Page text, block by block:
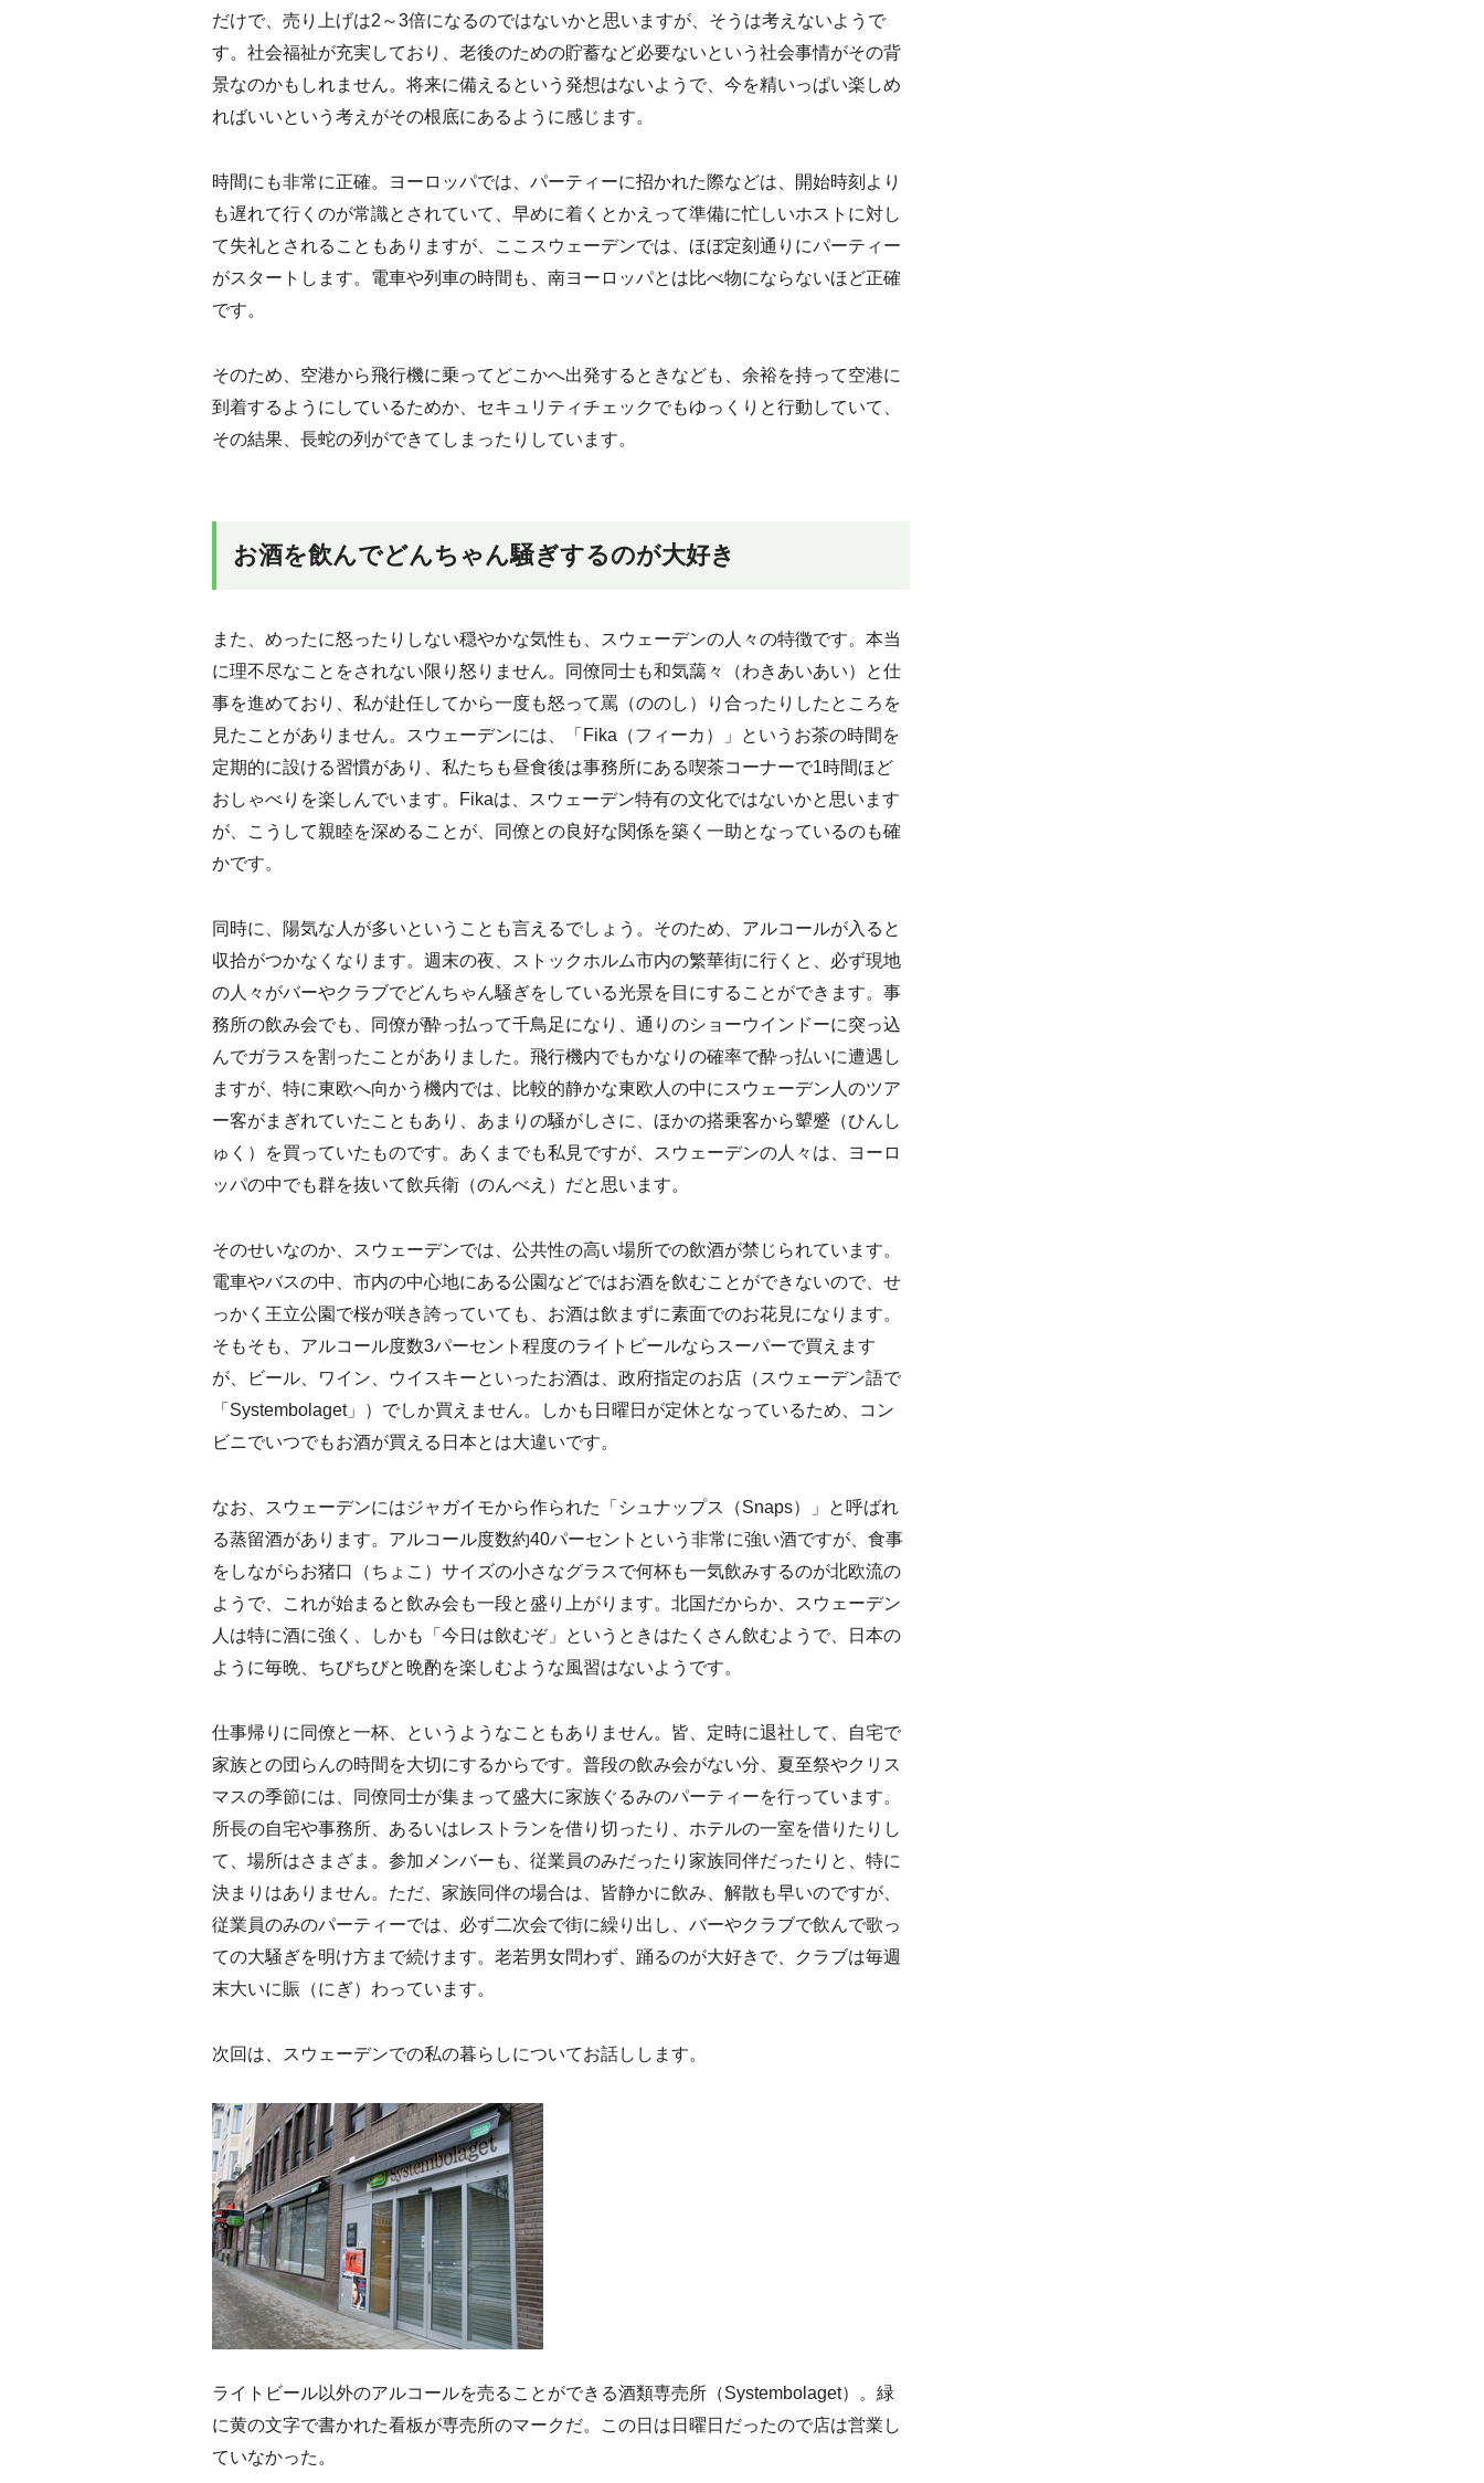
だけで、売り上げは2～3倍になるのではないかと思いますが、そうは考えないようで
す。社会福祉が充実しており、老後のための貯蓄など必要ないという社会事情がその背
景なのかもしれません。将来に備えるという発想はないようで、今を精いっぱい楽しめ
ればいいという考えがその根底にあるように感じます。
時間にも非常に正確。ヨーロッパでは、パーティーに招かれた際などは、開始時刻より
も遅れて行くのが常識とされていて、早めに着くとかえって準備に忙しいホストに対し
て失礼とされることもありますが、ここスウェーデンでは、ほぼ定刻通りにパーティー
がスタートします。電車や列車の時間も、南ヨーロッパとは比べ物にならないほど正確
です。
そのため、空港から飛行機に乗ってどこかへ出発するときなども、余裕を持って空港に
到着するようにしているためか、セキュリティチェックでもゆっくりと行動していて、
その結果、長蛇の列ができてしまったりしています。
お酒を飲んでどんちゃん騒ぎするのが大好き
また、めったに怒ったりしない穏やかな気性も、スウェーデンの人々の特徴です。本当
に理不尽なことをされない限り怒りません。同僚同士も和気藹々（わきあいあい）と仕
事を進めており、私が赴任してから一度も怒って罵（ののし）り合ったりしたところを
見たことがありません。スウェーデンには、「Fika（フィーカ）」というお茶の時間を
定期的に設ける習慣があり、私たちも昼食後は事務所にある喫茶コーナーで1時間ほど
おしゃべりを楽しんでいます。Fikaは、スウェーデン特有の文化ではないかと思います
が、こうして親睦を深めることが、同僚との良好な関係を築く一助となっているのも確
かです。
同時に、陽気な人が多いということも言えるでしょう。そのため、アルコールが入ると
収拾がつかなくなります。週末の夜、ストックホルム市内の繁華街に行くと、必ず現地
の人々がバーやクラブでどんちゃん騒ぎをしている光景を目にすることができます。事
務所の飲み会でも、同僚が酔っ払って千鳥足になり、通りのショーウインドーに突っ込
んでガラスを割ったことがありました。飛行機内でもかなりの確率で酔っ払いに遭遇し
ますが、特に東欧へ向かう機内では、比較的静かな東欧人の中にスウェーデン人のツア
ー客がまぎれていたこともあり、あまりの騒がしさに、ほかの搭乗客から顰蹙（ひんし
ゅく）を買っていたものです。あくまでも私見ですが、スウェーデンの人々は、ヨーロ
ッパの中でも群を抜いて飲兵衛（のんべえ）だと思います。
そのせいなのか、スウェーデンでは、公共性の高い場所での飲酒が禁じられています。
電車やバスの中、市内の中心地にある公園などではお酒を飲むことができないので、せ
っかく王立公園で桜が咲き誇っていても、お酒は飲まずに素面でのお花見になります。
そもそも、アルコール度数3パーセント程度のライトビールならスーパーで買えます
が、ビール、ワイン、ウイスキーといったお酒は、政府指定のお店（スウェーデン語で
「Systembolaget」）でしか買えません。しかも日曜日が定休となっているため、コン
ビニでいつでもお酒が買える日本とは大違いです。
なお、スウェーデンにはジャガイモから作られた「シュナップス（Snaps）」と呼ばれ
る蒸留酒があります。アルコール度数約40パーセントという非常に強い酒ですが、食事
をしながらお猪口（ちょこ）サイズの小さなグラスで何杯も一気飲みするのが北欧流の
ようで、これが始まると飲み会も一段と盛り上がります。北国だからか、スウェーデン
人は特に酒に強く、しかも「今日は飲むぞ」というときはたくさん飲むようで、日本の
ように毎晩、ちびちびと晩酌を楽しむような風習はないようです。
仕事帰りに同僚と一杯、というようなこともありません。皆、定時に退社して、自宅で
家族との団らんの時間を大切にするからです。普段の飲み会がない分、夏至祭やクリス
マスの季節には、同僚同士が集まって盛大に家族ぐるみのパーティーを行っています。
所長の自宅や事務所、あるいはレストランを借り切ったり、ホテルの一室を借りたりし
て、場所はさまざま。参加メンバーも、従業員のみだったり家族同伴だったりと、特に
決まりはありません。ただ、家族同伴の場合は、皆静かに飲み、解散も早いのですが、
従業員のみのパーティーでは、必ず二次会で街に繰り出し、バーやクラブで飲んで歌っ
ての大騒ぎを明け方まで続けます。老若男女問わず、踊るのが大好きで、クラブは毎週
末大いに賑（にぎ）わっています。
次回は、スウェーデンでの私の暮らしについてお話しします。
ライトビール以外のアルコールを売ることができる酒類専売所（Systembolaget）。緑
に黄の文字で書かれた看板が専売所のマークだ。この日は日曜日だったので店は営業し
ていなかった。